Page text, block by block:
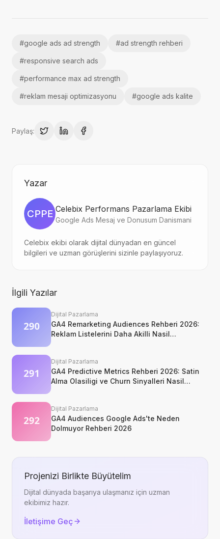
#google ads ad strength #ad strength rehberi
#responsive search ads
#performance max ad strength
#reklam mesaji optimizasyonu #google ads kalite
Paylaş:
Yazar
CPPE Celebix Performans Pazarlama Ekibi
Google Ads Mesaj ve Donusum Danismani
Celebix ekibi olarak dijital dünyadan en güncel
bilgileri ve uzman görüşlerini sizinle paylaşıyoruz.
İlgili Yazılar
Dijital Pazarlama
GA4 Remarketing Audiences Rehberi 2026:
Reklam Listelerini Daha Akilli Nasil
Dijital Pazarlama
GA4 Predictive Metrics Rehberi 2026: Satin
Alma Olasiligi ve Churn Sinyalleri Nasil
Dijital Pazarlama
GA4 Audiences Google Ads'te Neden
Dolmuyor Rehberi 2026
Projenizi Birlikte Büyütelim
Dijital dünyada başarıya ulaşmanız için uzman
ekibimiz hazır.
İletişime Geç